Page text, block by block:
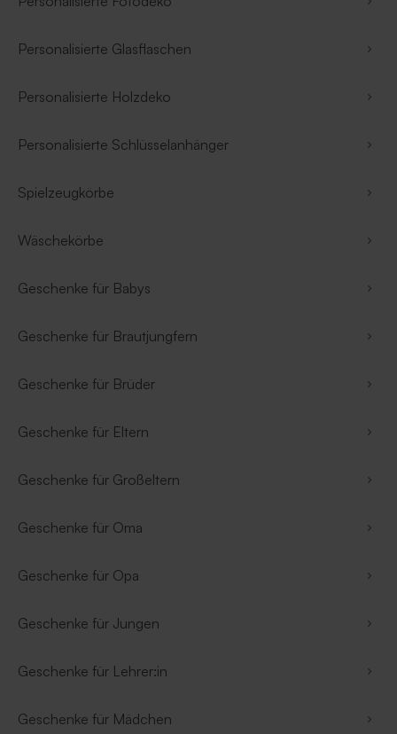
Personalisierte Glasflaschen
Personalisierte Holzdeko
Personalisierte Schlüsselanhänger
Spielzeugkörbe
Wäschekörbe
Geschenke für Babys
Geschenke für Brautjungfern
Geschenke für Brüder
Geschenke für Eltern
Geschenke für Großeltern
Geschenke für Oma
Geschenke für Opa
Geschenke für Jungen
Geschenke für Lehrer:in
Geschenke für Mädchen